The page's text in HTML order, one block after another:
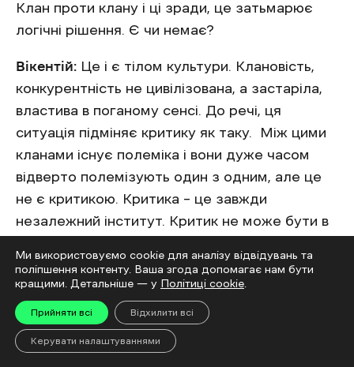
Клан проти клану і ці зради, це затьмарює
логічні рішення. Є чи немає?
Вікентій: Це і є тілом культури. Клановість,
конкурентність не цивілізована, а застаріла,
властива в поганому сенсі. До речі, ця
ситуація підміняє критику як таку. Між цими
кланами існує полеміка і вони дуже часом
відверто полемізують один з одним, але це
не є критикою. Критика – це завжди
незалежний інститут. Критик не може бути в
траплялося і трапляється, але критик має
власну думку і має незалежні обставини хоча
б формальні, які б йому додавали переваги
цю думку власну навести. Можу навести
приклад: є один художник, не варто називати
Ми використовуємо cookie для аналізу відвідувань та
поліпшення контенту. Ваша згода допомагає нам бути
кращими. Детальніше — у Політиці cookie
Прийняти всі Відхилити всі
Керувати налаштуваннями